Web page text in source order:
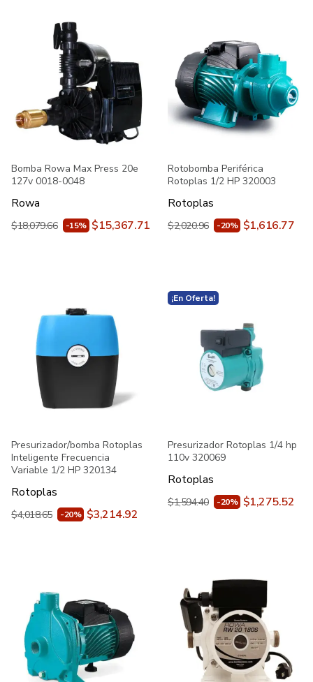
Bomba Rowa Max Press 20e
127v 0018-0048
Rowa
$18,079.66 -15% $15,367.71
Rotobomba Periférica
Rotoplas 1/2 HP 320003
Rotoplas
$2,020.96 -20% $1,616.77
Presurizador/bomba Rotoplas
Inteligente Frecuencia
Variable 1/2 HP 320134
Rotoplas
$4,018.65 -20% $3,214.92
¡En Oferta!
Presurizador Rotoplas 1/4 hp
110v 320069
Rotoplas
$1,594.40 -20% $1,275.52